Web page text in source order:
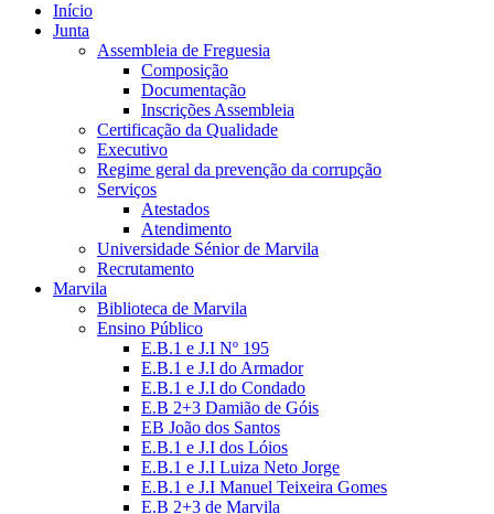
Início
Junta
Assembleia de Freguesia
Composição
Documentação
Inscrições Assembleia
Certificação da Qualidade
Executivo
Regime geral da prevenção da corrupção
Serviços
Atestados
Atendimento
Universidade Sénior de Marvila
Recrutamento
Marvila
Biblioteca de Marvila
Ensino Público
E.B.1 e J.I Nº 195
E.B.1 e J.I do Armador
E.B.1 e J.I do Condado
E.B 2+3 Damião de Góis
EB João dos Santos
E.B.1 e J.I dos Lóios
E.B.1 e J.I Luiza Neto Jorge
E.B.1 e J.I Manuel Teixeira Gomes
E.B 2+3 de Marvila